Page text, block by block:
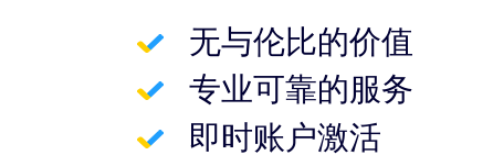
无与伦比的价值
专业可靠的服务
即时账户激活